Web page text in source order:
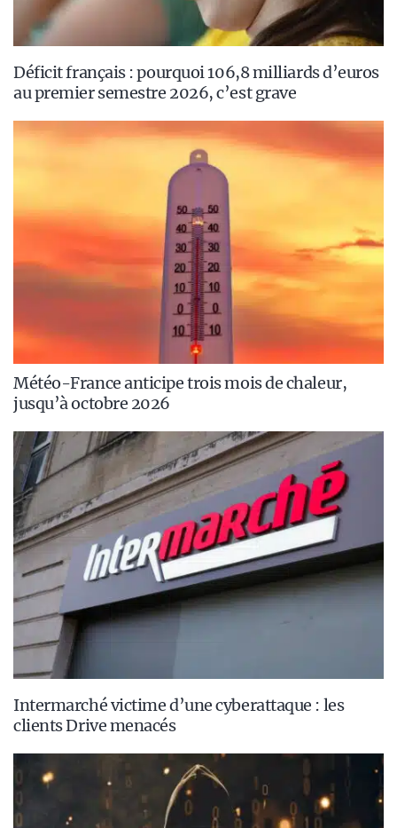
Déficit français : pourquoi 106,8 milliards d’euros
au premier semestre 2026, c’est grave
Météo-France anticipe trois mois de chaleur,
jusqu’à octobre 2026
Intermarché victime d’une cyberattaque : les
clients Drive menacés